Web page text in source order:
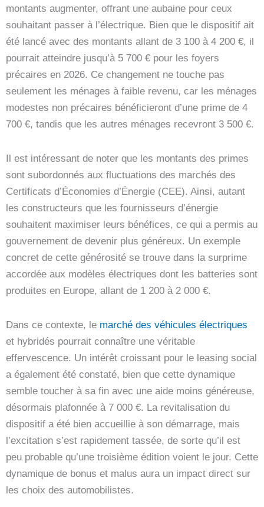
montants augmenter, offrant une aubaine pour ceux
souhaitant passer à l’électrique. Bien que le dispositif ait
été lancé avec des montants allant de 3 100 à 4 200 €, il
pourrait atteindre jusqu’à 5 700 € pour les foyers
précaires en 2026. Ce changement ne touche pas
seulement les ménages à faible revenu, car les ménages
modestes non précaires bénéficieront d’une prime de 4
700 €, tandis que les autres ménages recevront 3 500 €.
Il est intéressant de noter que les montants des primes
sont subordonnés aux fluctuations des marchés des
Certificats d’Économies d’Énergie (CEE). Ainsi, autant
les constructeurs que les fournisseurs d’énergie
souhaitent maximiser leurs bénéfices, ce qui a permis au
gouvernement de devenir plus généreux. Un exemple
concret de cette générosité se trouve dans la surprime
accordée aux modèles électriques dont les batteries sont
produites en Europe, allant de 1 200 à 2 000 €.
Dans ce contexte, le marché des véhicules électriques
et hybridés pourrait connaître une véritable
effervescence. Un intérêt croissant pour le leasing social
a également été constaté, bien que cette dynamique
semble toucher à sa fin avec une aide moins généreuse,
désormais plafonnée à 7 000 €. La revitalisation du
dispositif a été bien accueillie à son démarrage, mais
l’excitation s’est rapidement tassée, de sorte qu’il est
peu probable qu’une troisième édition voient le jour. Cette
dynamique de bonus et malus aura un impact direct sur
les choix des automobilistes.